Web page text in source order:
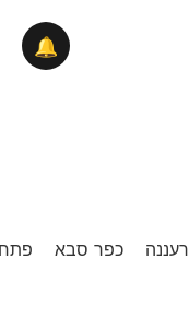
רעננה כפר סבא
🔔